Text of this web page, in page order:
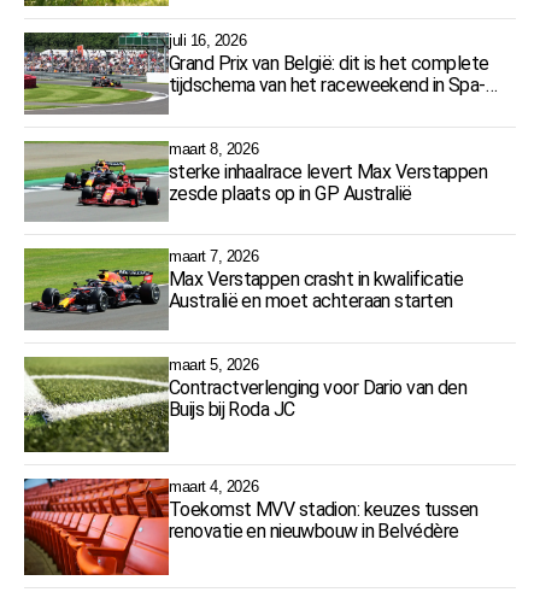
juli 16, 2026
Grand Prix van België: dit is het complete
tijdschema van het raceweekend in Spa-
maart 8, 2026
sterke inhaalrace levert Max Verstappen
zesde plaats op in GP Australië
maart 7, 2026
Max Verstappen crasht in kwalificatie
Australië en moet achteraan starten
maart 5, 2026
Contractverlenging voor Dario van den
Buijs bij Roda JC
maart 4, 2026
Toekomst MVV stadion: keuzes tussen
renovatie en nieuwbouw in Belvédère